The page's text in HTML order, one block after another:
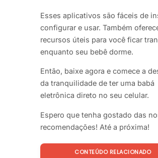
Esses aplicativos são fáceis de
configurar e usar. Também
recursos úteis para você ficar
enquanto seu bebê dorme.
Então, baixe agora e comece a
da tranquilidade de ter uma babá
eletrônica direto no seu celular.
Espero que tenha gostado das
recomendações! Até a próxima!
CONTEÚDO RELACIONADO